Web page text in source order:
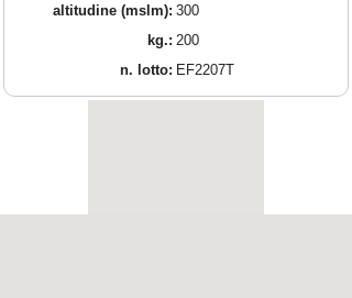
altitudine (mslm): 300
kg.: 200
n. lotto: EF2207T